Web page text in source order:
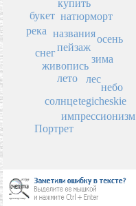
пейзаж
названия
живопись
лето
натюрморт
купить
солнце
лес
зима
осень
букет
река
снег
tegicheskie
небо
импрессионизм
Портрет